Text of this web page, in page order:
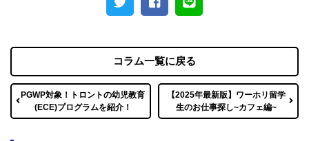
PGWP対象！トロントの幼児教育
(ECE)プログラムを紹介！
コラム一覧に戻る
【2025年最新版】ワーホリ留学
生のお仕事探し~カフェ編~